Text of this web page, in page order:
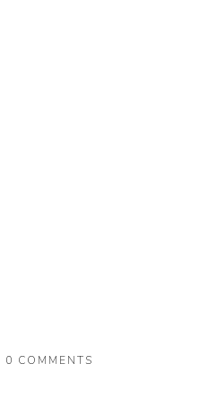
0 COMMENTS